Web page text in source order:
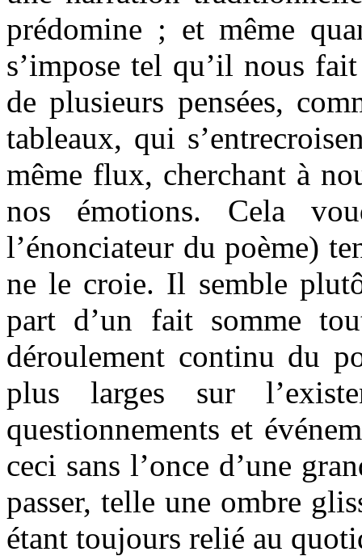
prédomine ; et même
s’impose tel qu’il nous
de plusieurs pensées,
tableaux, qui
même flux, cherchant à
nos émotions. Cela
l’énonciateur du poème)
ne le croie. Il semble
part d’un fait somme
déroulement continu du
plus larges sur
questionnements et
ceci sans l’once d’une
passer, telle une ombre
étant toujours relié au